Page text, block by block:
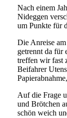
Nach einem
Nideggen
um Punkte für
Die Anreise
getrennt da für
treffen wir fast
Beifahrer
Auf die Frage
und Brötchen
schön weich